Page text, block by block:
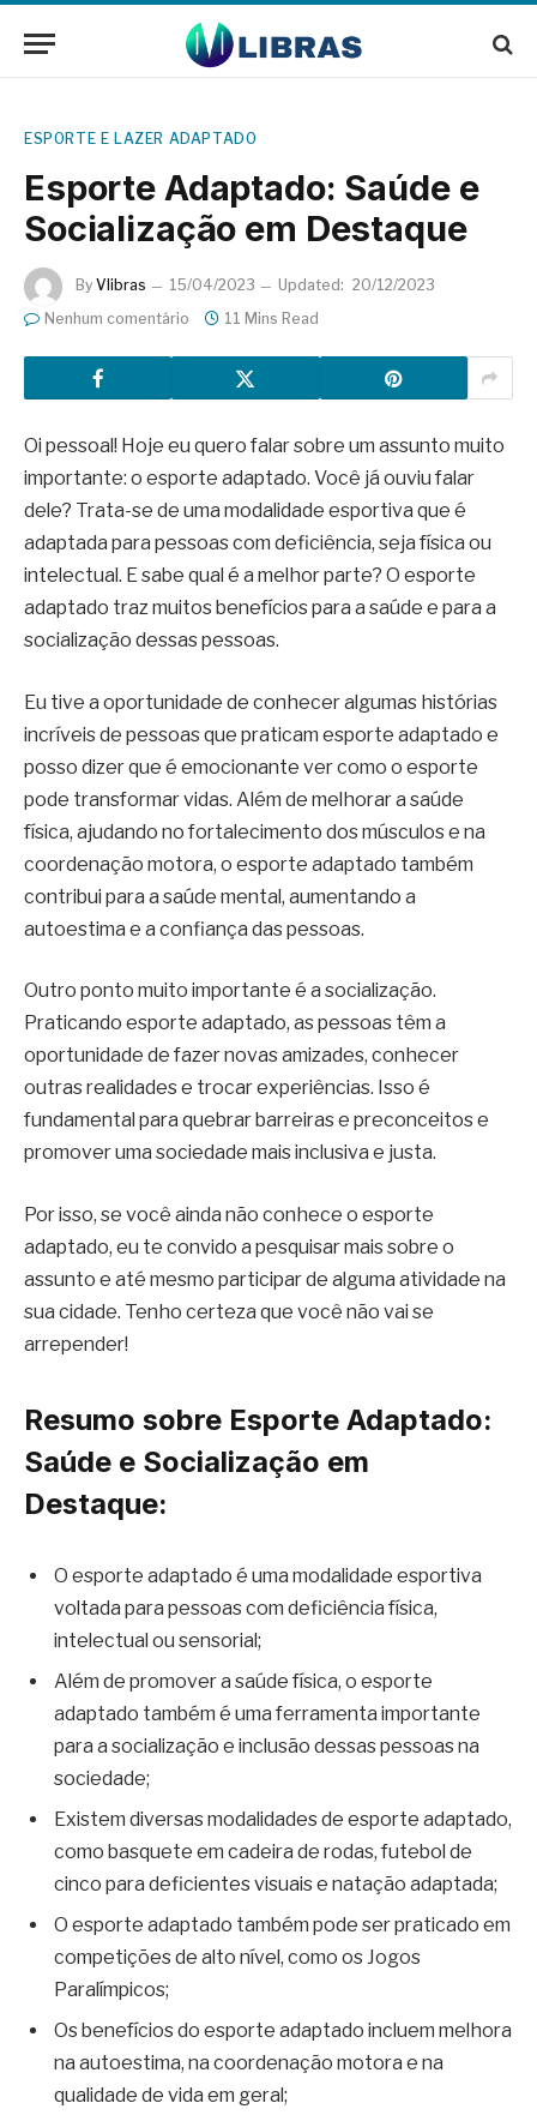
ESPORTE E LAZER ADAPTADO
Esporte Adaptado: Saúde e
Socialização em Destaque
By Vlibras 15/04/2023 Updated: 20/12/2023
Nenhum comentário
11 Mins Read
Oi pessoal! Hoje eu quero falar sobre um assunto muito
importante: o esporte adaptado. Você já ouviu falar
dele? Trata-se de uma modalidade esportiva que é
adaptada para pessoas com deficiência, seja física ou
intelectual. E sabe qual é a melhor parte? O esporte
adaptado traz muitos benefícios para a saúde e para a
socialização dessas pessoas.
Eu tive a oportunidade de conhecer algumas histórias
incríveis de pessoas que praticam esporte adaptado e
posso dizer que é emocionante ver como o esporte
pode transformar vidas. Além de melhorar a saúde
física, ajudando no fortalecimento dos músculos e na
coordenação motora, o esporte adaptado também
contribui para a saúde mental, aumentando a
autoestima e a confiança das pessoas.
Outro ponto muito importante é a socialização.
Praticando esporte adaptado, as pessoas têm a
oportunidade de fazer novas amizades, conhecer
outras realidades e trocar experiências. Isso é
fundamental para quebrar barreiras e preconceitos e
promover uma sociedade mais inclusiva e justa.
Por isso, se você ainda não conhece o esporte
adaptado, eu te convido a pesquisar mais sobre o
assunto e até mesmo participar de alguma atividade na
sua cidade. Tenho certeza que você não vai se
arrepender!
Resumo sobre Esporte Adaptado:
Saúde e Socialização em
Destaque:
O esporte adaptado é uma modalidade esportiva
voltada para pessoas com deficiência física,
intelectual ou sensorial;
Além de promover a saúde física, o esporte
adaptado também é uma ferramenta importante
para a socialização e inclusão dessas pessoas na
sociedade;
Existem diversas modalidades de esporte adaptado,
como basquete em cadeira de rodas, futebol de
cinco para deficientes visuais e natação adaptada;
O esporte adaptado também pode ser praticado em
competições de alto nível, como os Jogos
Paralímpicos;
Os benefícios do esporte adaptado incluem melhora
na autoestima, na coordenação motora e na
qualidade de vida em geral;